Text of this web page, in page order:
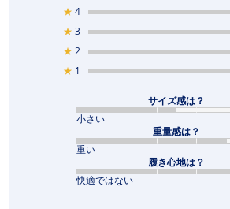
★ 4
★ 3
★ 2
★ 1
サイズ感は？
小さい
重量感は？
重い
履き心地は？
快適ではない